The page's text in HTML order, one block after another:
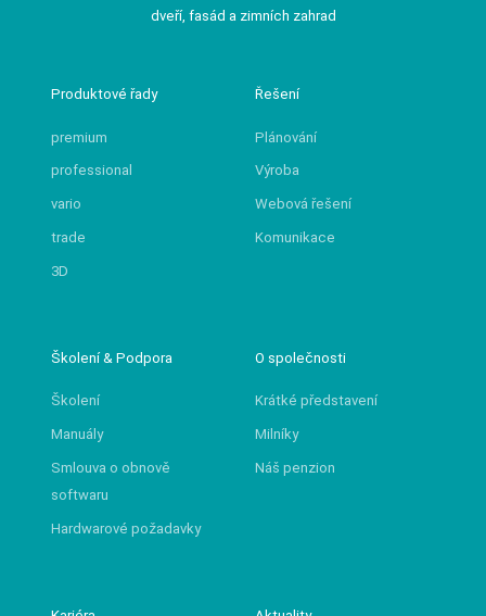
dveří, fasád a zimních zahrad
Produktové řady
premium
professional
vario
trade
3D
Řešení
Plánování
Výroba
Webová řešení
Komunikace
Školení & Podpora
Školení
Manuály
Smlouva o obnově
softwaru
Hardwarové požadavky
O společnosti
Krátké představení
Milníky
Náš penzion